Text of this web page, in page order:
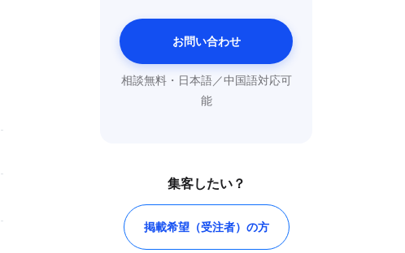
お問い合わせ
相談無料・日本語／中国語対応可
能
集客したい？
掲載希望（受注者）の方